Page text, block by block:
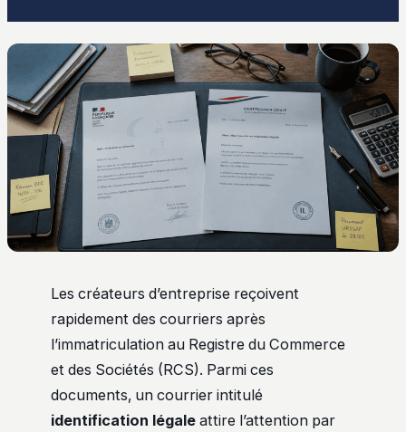
Les créateurs d’entreprise reçoivent
rapidement des courriers après
l’immatriculation au Registre du Commerce
et des Sociétés (RCS). Parmi ces
documents, un courrier intitulé
identification légale attire l’attention par